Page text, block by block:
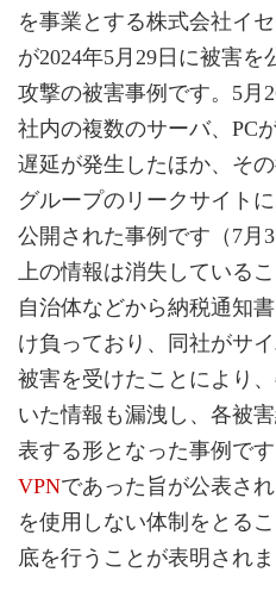
を事業とする株式会社イ
が2024年5月29日に被害
攻撃の被害事例です。5月
社内の複数のサーバ、PC
遅延が発生したほか、そ
グループのリークサイト
公開された事例です（7月
上の情報は消失している
自治体などから納税通知
け負っており、同社がサ
被害を受けたことにより
いた情報も漏洩し、各被
表する形となった事例で
VPNであった旨が公表さ
を使用しない体制をとる
底を行うことが表明されま